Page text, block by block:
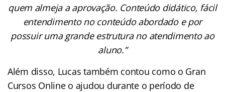
quem almeja a aprovação. Conteúdo didático, fácil
entendimento no conteúdo abordado e por
possuir uma grande estrutura no atendimento ao
aluno.”
Além disso, Lucas também contou como o Gran
Cursos Online o ajudou durante o período de